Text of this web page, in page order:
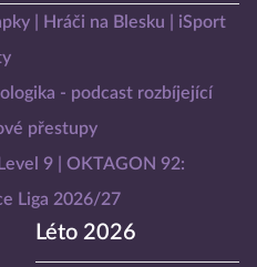
Hráči na Blesku
iSport
- podcast rozbíjející
přestupy
9
OKTAGON 92:
Liga 2026/27
Léto 2026